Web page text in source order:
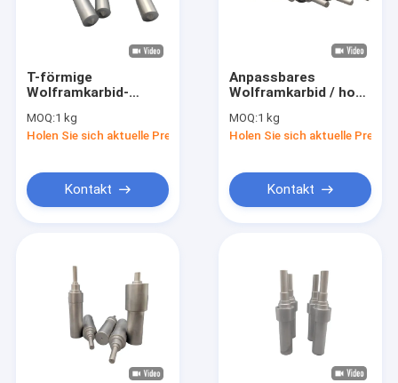
Produkte
Über uns
Werksbesichtigung
T-förmige
Wolframkarbid-
Korrosions- und
Hitzebeständigkeit
MOQ:1 kg
Holen Sie sich aktuelle Preis
Kontakt
Anpassbares
Wolframkarbid / hohe
präzise Schneiden
von Harten Metallen
MOQ:1 kg
Holen Sie sich aktuelle Preis
Kontakt